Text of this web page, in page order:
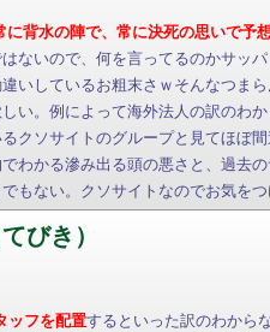
に背水の陣で、常に決死の思いで予
ないので、何を言ってるのかサッ
いしているお粗末さｗそんなつま
い。例によって海外法人の訳のわ
クソサイトのグループと見てほぼ
わかる滲み出る頭の悪さと、過去
もない。クソサイトなのでお気を
びき）
ッフを配置するといった訳のわから